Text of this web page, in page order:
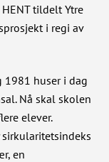
tildelt Ytre
i regi av
1981 huser i dag
Nå skal skolen
elever.
en